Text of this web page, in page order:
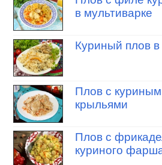
в мультиварке
Куриный плов в
Плов с
крыльями
Плов с
куриного